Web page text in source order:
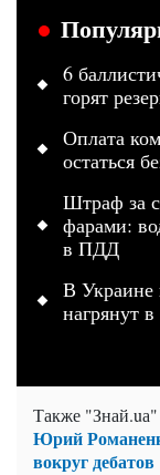
6
горят
Оплата
остаться
Штраф за
фарами:
в ПДД
В Украине
нагрянут
Также "Знай.uа"
Юрий
вокруг дебатов